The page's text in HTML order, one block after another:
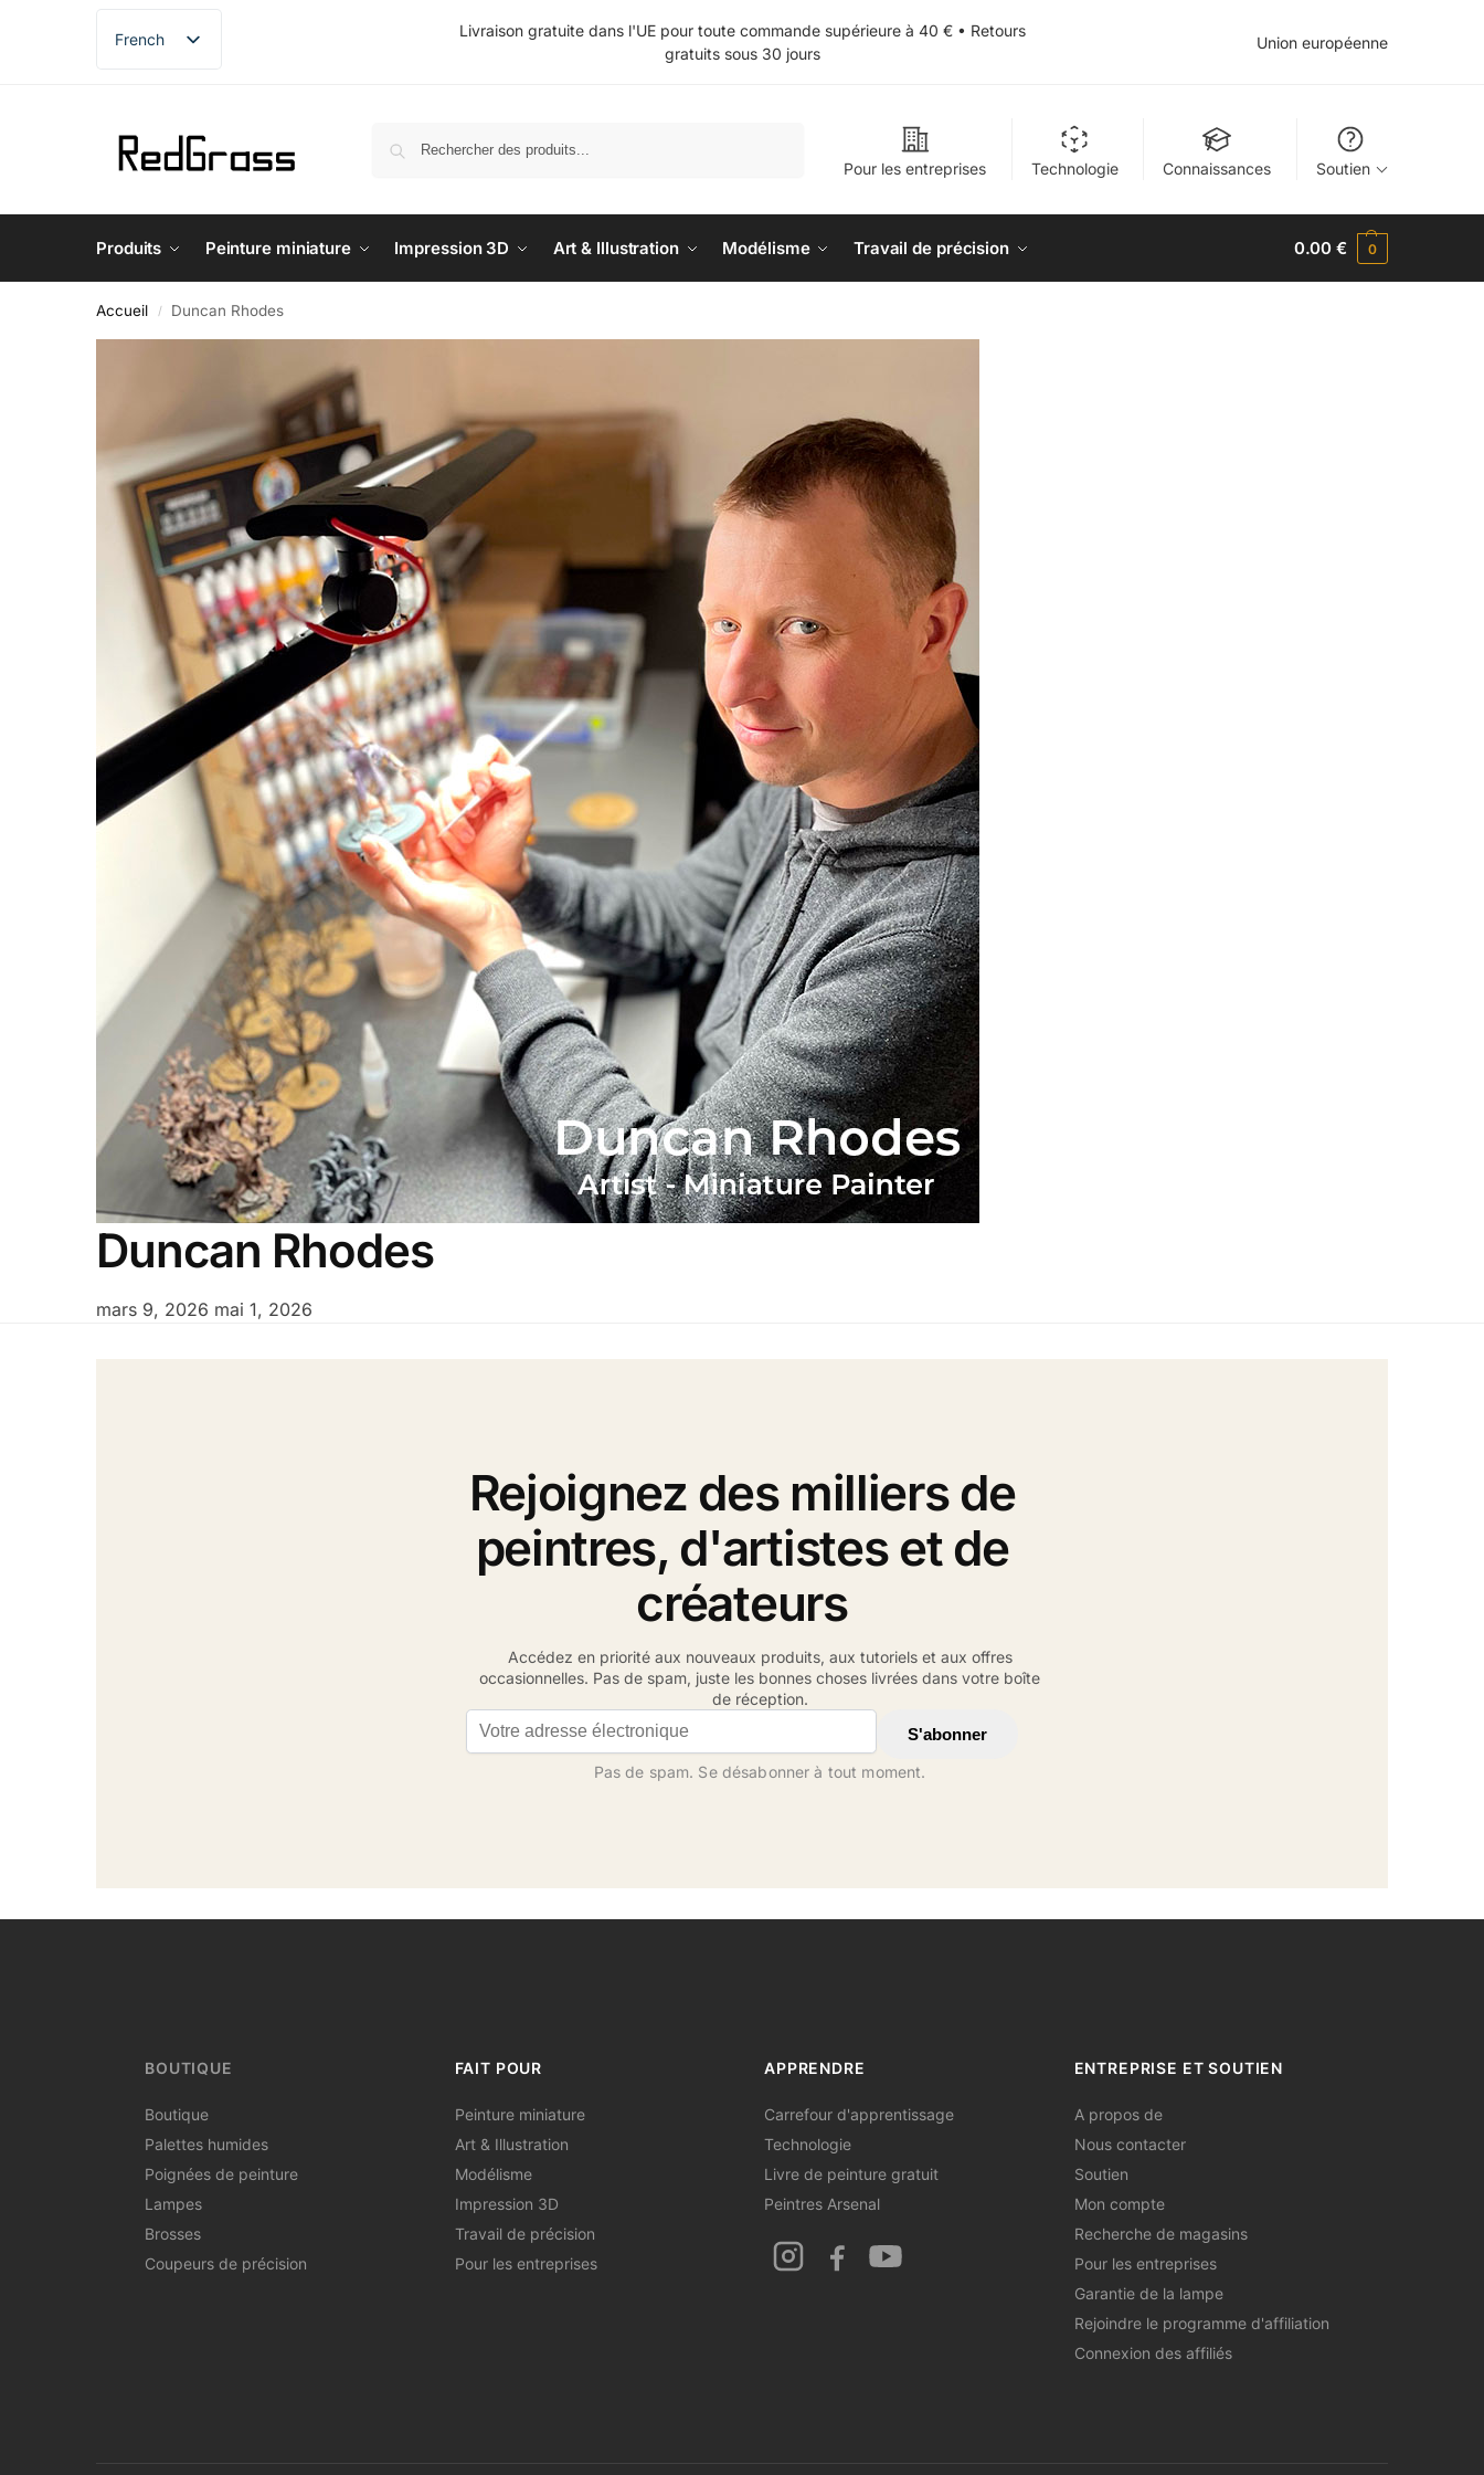
French
English
Spanish
Livraison gratuite dans l'UE pour toute commande supérieure à 40 € • Retours
gratuits sous 30 jours
Union européenne
Pour les entreprises Technologie Connaissances Soutien
Produits Peinture miniature Impression 3D Art & Illustration Modélisme Travail de précision 0.00€ 0
Accueil / Duncan Rhodes
Duncan Rhodes
mars 9, 2026 mai 1, 2026
Rejoignez des milliers de
peintres, d'artistes et de
créateurs
Accédez en priorité aux nouveaux produits, aux tutoriels et aux offres
occasionnelles. Pas de spam, juste les bonnes choses livrées dans votre boîte
de réception.
Email address
S'abonner
Pas de spam. Se désabonner à tout moment.
BOUTIQUE
Boutique
Palettes humides
Poignées de peinture
Lampes
Brosses
Coupeurs de précision
FAIT POUR
Peinture miniature
Art & Illustration
Modélisme
Impression 3D
Travail de précision
Pour les entreprises
APPRENDRE
Carrefour d'apprentissage
Technologie
Livre de peinture gratuit
Peintres Arsenal
ENTREPRISE ET SOUTIEN
A propos de
Nous contacter
Soutien
Mon compte
Recherche de magasins
Pour les entreprises
Garantie de la lampe
Rejoindre le programme d'affiliation
Connexion des affiliés